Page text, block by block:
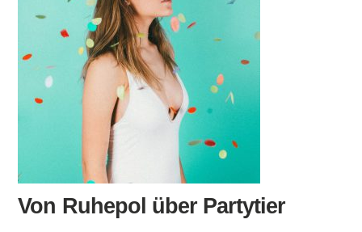
Von Ruhepol über Partytier